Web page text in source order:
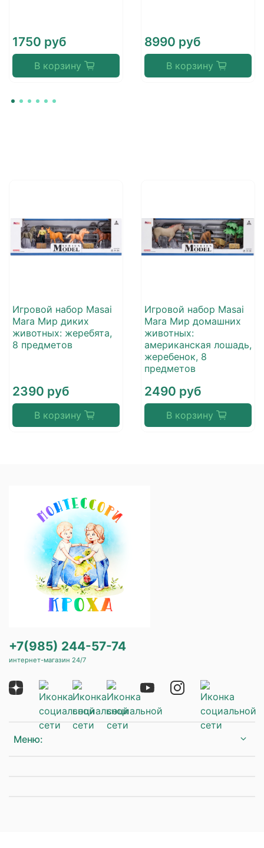
1750 руб
В корзину
8990 руб
В корзину
Игровой набор Masai
Mara Мир диких
животных: жеребята,
8 предметов
2390 руб
В корзину
Игровой набор Masai
Mara Мир домашних
животных:
американская лошадь,
жеребенок, 8
предметов
2490 руб
В корзину
Меню:
+7(985) 244-57-74
интернет-магазин 24/7